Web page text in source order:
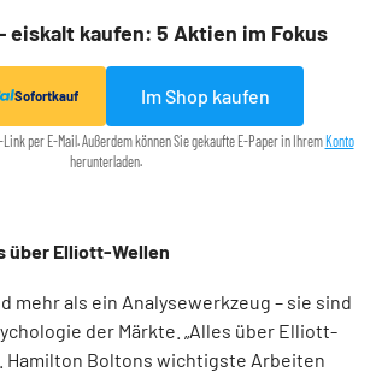
eiskalt kaufen: 5 Aktien im Fokus
Sofortkauf Im Shop kaufen
per E-Mail. Außerdem können Sie gekaufte E-Paper in IhremKonto
herunterladen.
über Elliott-Wellen
mehr als ein Analysewerkzeug – sie sind
der Märkte. „Alles über Elliott-
Hamilton Boltons wichtigste Arbeiten